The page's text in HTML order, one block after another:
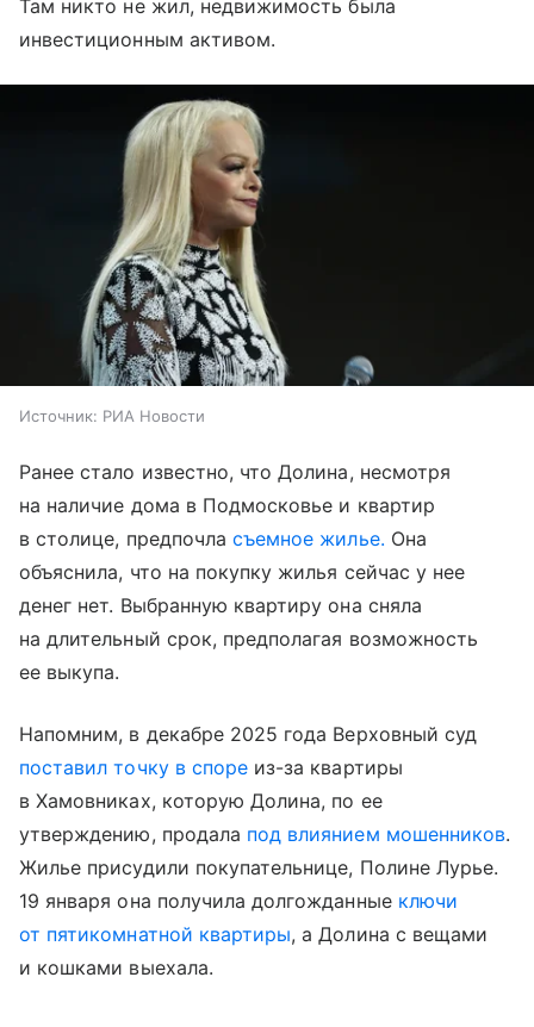
Там никто не жил, недвижимость была
инвестиционным активом.
Источник: РИА Новости
Ранее стало известно, что Долина, несмотря
на наличие дома в Подмосковье и квартир
в столице, предпочласъемное жилье. Она
объяснила, что на покупку жилья сейчас у нее
денег нет. Выбранную квартиру она сняла
на длительный срок, предполагая возможность
ее выкупа.
Напомним, в декабре 2025 года Верховный суд
поставил точку в споре из-за квартиры
в Хамовниках, которую Долина, по ее
утверждению, продала под влиянием мошенников.
Жилье присудили покупательнице, Полине Лурье.
19 января она получила долгожданные ключи
от пятикомнатной квартиры, а Долина с вещами
и кошками выехала.